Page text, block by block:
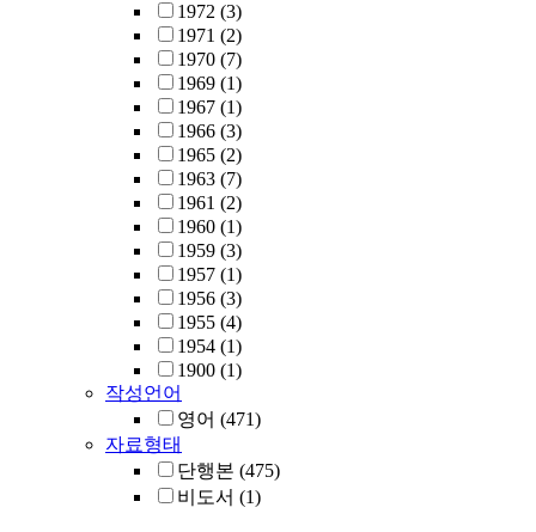
1972 (3)
1971 (2)
1970 (7)
1969 (1)
1967 (1)
1966 (3)
1965 (2)
1963 (7)
1961 (2)
1960 (1)
1959 (3)
1957 (1)
1956 (3)
1955 (4)
1954 (1)
1900 (1)
작성언어
영어 (471)
자료형태
단행본 (475)
비도서 (1)